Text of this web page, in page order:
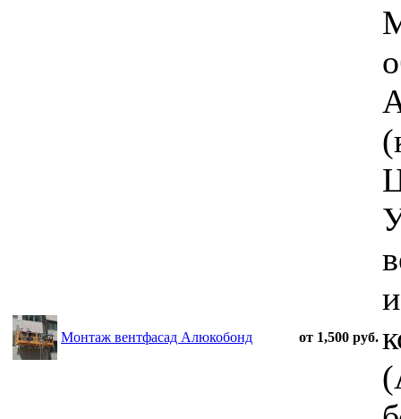
Монтаж вентфасад Алюкобонд от 1,500 руб.